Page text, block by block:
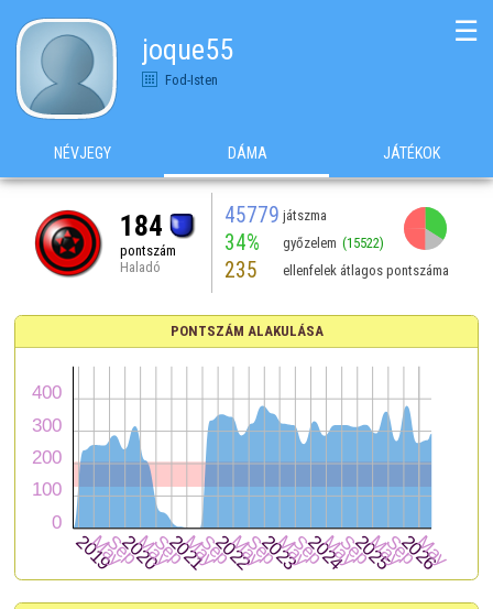
joque55
Fod-Isten
☰
NÉVJEGY DÁMA JÁTÉKOK
184
pontszám
Haladó
45779 játszma
34% győzelem (15522)
235 ellenfelek átlagos pontszáma
PONTSZÁM ALAKULÁSA